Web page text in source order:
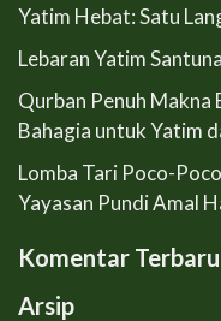
Yatim Hebat: Satu
Lebaran Yatim
Qurban Penuh Makna
Bahagia untuk Yatim
Lomba Tari Poco-
Yayasan Pundi Amal
Komentar Terbaru
Arsip